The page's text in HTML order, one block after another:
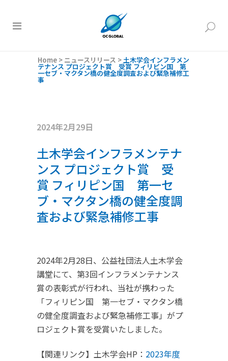
Home > ニュースリリース >土木学会インフラメン
テナンス プロジェクト賞 受賞 フィリピン国 第
一セブ・マクタン橋の健全度調査および緊急補修工
事
2024年2月29日
土木学会インフラメンテナ
ンス プロジェクト賞 受
賞 フィリピン国 第一セ
ブ・マクタン橋の健全度調
査および緊急補修工事
2024年2月28日、公益社団法人土木学会
講堂にて、第3回インフラメンテナンス
賞の表彰式が行われ、当社が携わった
「フィリピン国 第一セブ・マクタン橋
の健全度調査および緊急補修工事」がプ
ロジェクト賞を受賞いたしました。
【関連リンク】土木学会HP： 2023年度